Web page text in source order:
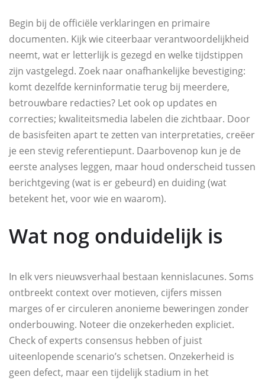
Begin bij de officiële verklaringen en primaire
documenten. Kijk wie citeerbaar verantwoordelijkheid
neemt, wat er letterlijk is gezegd en welke tijdstippen
zijn vastgelegd. Zoek naar onafhankelijke bevestiging:
komt dezelfde kerninformatie terug bij meerdere,
betrouwbare redacties? Let ook op updates en
correcties; kwaliteitsmedia labelen die zichtbaar. Door
de basisfeiten apart te zetten van interpretaties, creëer
je een stevig referentiepunt. Daarbovenop kun je de
eerste analyses leggen, maar houd onderscheid tussen
berichtgeving (wat is er gebeurd) en duiding (wat
betekent het, voor wie en waarom).
Wat nog onduidelijk is
In elk vers nieuwsverhaal bestaan kennislacunes. Soms
ontbreekt context over motieven, cijfers missen
marges of er circuleren anonieme beweringen zonder
onderbouwing. Noteer die onzekerheden expliciet.
Check of experts consensus hebben of juist
uiteenlopende scenario’s schetsen. Onzekerheid is
geen defect, maar een tijdelijk stadium in het